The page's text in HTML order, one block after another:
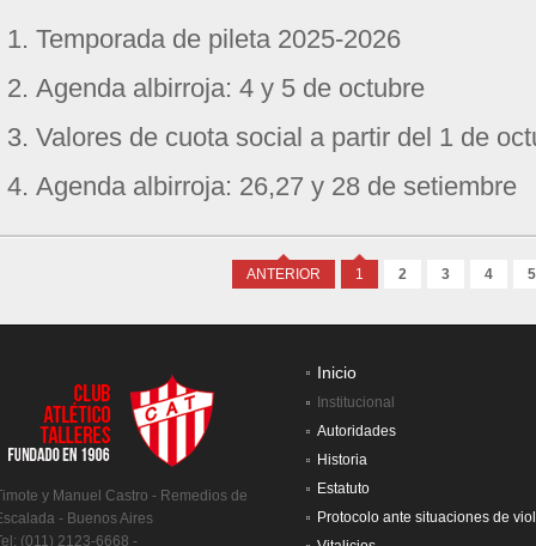
Temporada de pileta 2025-2026
Agenda albirroja: 4 y 5 de octubre
Valores de cuota social a partir del 1 de
Agenda albirroja: 26,27 y 28 de setiembre
ANTERIOR 1 2 3 4 5
y Manuel Castro - Remedios de
- Buenos Aires
(011) 2123-6668 -
Inicio
Institucional
Autoridades
Historia
Estatuto
Protocolo ante situaciones de